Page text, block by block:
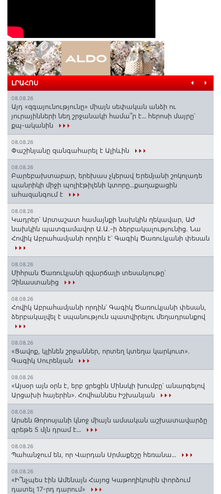
ԼՐԱՀՈՍ
08.08.26
Այդ «զգայունությունը» միայն սեփական անձի ու
յուրայինների նեղ շրջանակի համա՞ր է․․․ հերոսի մայրը՝
քպ-ականին
08.08.26
Փաշինյանը զանգահարել է Ալիևին
08.08.26
Բարեբախտաբար, երեխաս չկերավ Երեմյանի շոկոլադե
պանրիկի միջի պոլիէթիլենի կտորը․․․քաղաքացին
ահազանգում է
08.08.26
Կադրեր՝ Արտաշատ համայնքի նախկին ղեկավար, ԱԺ
նախկին պատգամավոր Ա.Ա.-ի ձերբակալությունից. Նա
Հովիկ Աբրահամյանի որդին է՝ Գագիկ Ծառուկյանի փեսան
08.08.26
Միհրան Ծառուկյանի զվարճալի տեսանյութը՝
Չինաստանից
08.08.26
Հովիկ Աբրահամյանի որդին՝ Գագիկ Ծառուկյանի փեսան,
ձերբակալվել է սպանություն պատվիրելու մեղադրանքով
08.08.26
«Ցավոք, կլինեն շրջաններ, որտեղ կտեղա կարկուտ»․
Գագիկ Սուրենյան
08.08.26
«Այսօր այն օրն է, երբ ցրեցին Մինսկի խումբը՝ անարգելով
Արցախի հայերին»․ Հովհաննես Իշխանյան
08.08.26
Արսեն Թորոսյանի կնոջ միայն ամսական աշխատավարձը
գրեթե 5 մլն դրամ է․․․
08.08.26
Պահանջում են, որ Վարդան Սրմաքեշը հեռանա․․․
08.08.26
«Ի՞նչպես էին Ամենայն Հայոց Կաթողիկոսին փորձում
դատել 17-րդ դարում»